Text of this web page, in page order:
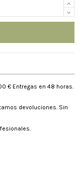
€ Entregas en 48 horas.
devoluciones. Sin